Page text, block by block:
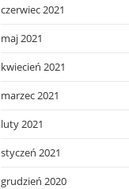
czerwiec 2021
maj 2021
kwiecień 2021
marzec 2021
luty 2021
styczeń 2021
grudzień 2020